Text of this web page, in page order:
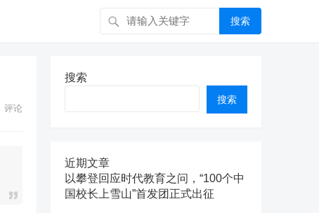
搜索
评论
搜索
搜索
近期文章
以攀登回应时代教育之问，“100个中
国校长上雪山”首发团正式出征